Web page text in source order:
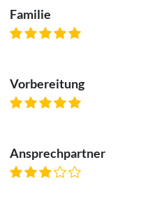
Familie
Vorbereitung
Ansprechpartner